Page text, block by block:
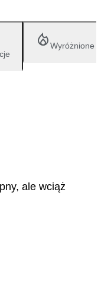
Wyróżnione
ale wciąż